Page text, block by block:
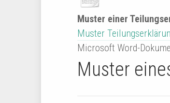
Muster einer
Muster
Microsoft Word-
Muster